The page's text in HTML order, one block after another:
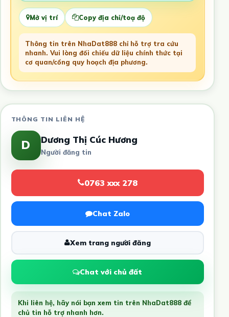
Mở vị trí Copy địa chỉ/toạ độ
Thông tin trên NhaDat888 chỉ hỗ trợ tra cứu
nhanh. Vui lòng đối chiếu dữ liệu chính thức tại
cơ quan/cổng quy hoạch địa phương.
THÔNG TIN LIÊN HỆ
D Dương Thị Cúc Hương
Người đăng tin
0763 xxx 278
Chat Zalo
Xem trang người đăng
Chat với chủ đất
Khi liên hệ, hãy nói bạn xem tin trên NhaDat888 để
chủ tin hỗ trợ nhanh hơn.